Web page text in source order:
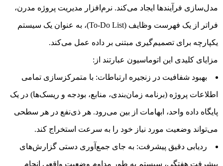
مدل‌سازی فرآیندها ایجاد می‌کند. نرم‌افزار مدیریت پروژه مدرن،
فراتر از یک فهرست وظایف (To-Do List)، به عنوان یک سیستم
یکپارچه برای تصمیم‌گیری مبتنی بر داده عمل می‌کند.
مزایای کلیدی این اتوماسیون عبارتند از:
بهبود شفافیت در زنجیره ارتباطات: با متمرکزسازی تمامی
اطلاعات پروژه (برنامه زمان‌بندی، منابع، بودجه و ریسک‌ها) در یک
پایگاه داده واحد، ابهامات از بین می‌رود. هر ذی‌نفع در هر سطحی
می‌تواند وضعیت مورد نیاز خود را به سرعت استخراج کند.
ردیابی دقیق پیشرفت: به جای جمع‌آوری دستی گزارش‌های
پیشرفت هفتگی، سیستم به طور مداوم وضعیت واقعی انجام